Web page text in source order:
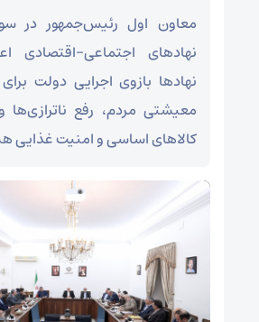
معاون اول رئیس‌جمهور در
نهادهای اجتماعی–اقتصادی
نهادها بازوی اجرایی دولت
معیشتی مردم، رفع ناترازی‌ها
کالاهای اساسی و امنیت غذایی